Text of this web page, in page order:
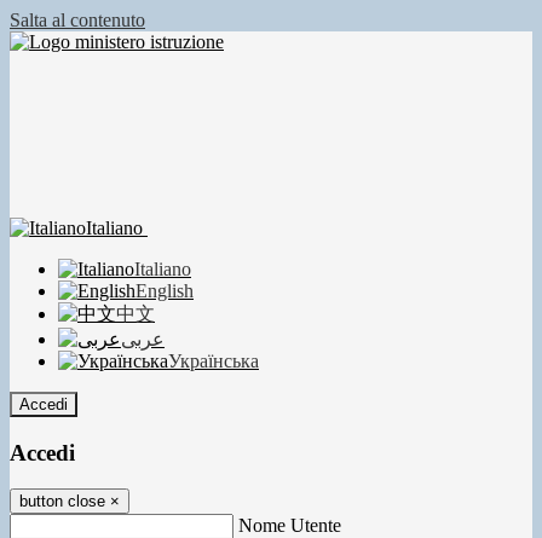
Salta al contenuto
Italiano
Italiano
English
中文
عربى
Українська
Accedi
Accedi
button close ×
Nome Utente